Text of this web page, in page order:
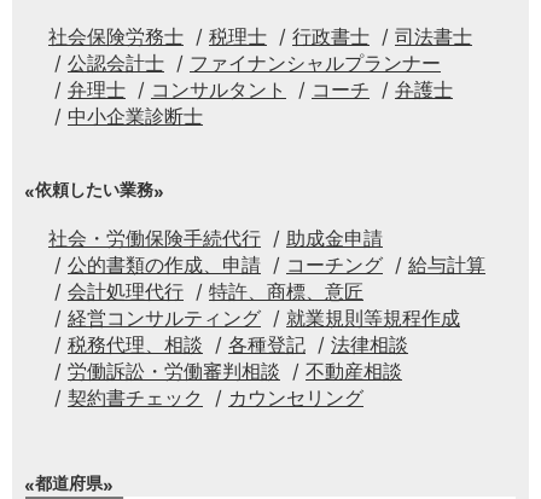
社会保険労務士 税理士 行政書士
司法書士
公認会計士
ファイナンシャルプランナー
弁理士
コンサルタント コーチ
弁護士
中小企業診断士
依頼したい業務
社会・労働保険手続代行
助成金申請
公的書類の作成、申請
コーチング
給与計算
会計処理代行
特許、商標、意匠
経営コンサルティング
就業規則等規程作成
税務代理、相談
各種登記
法律相談
労働訴訟・労働審判相談
不動産相談
契約書チェック
カウンセリング
都道府県